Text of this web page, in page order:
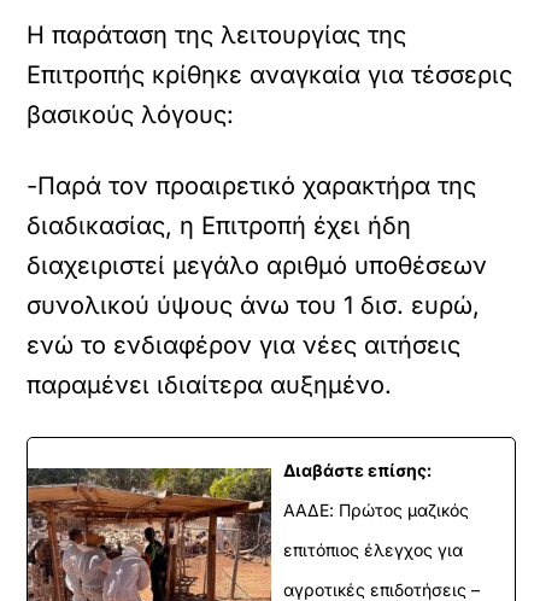
Η παράταση της λειτουργίας της
Επιτροπής κρίθηκε αναγκαία για τέσσερις
βασικούς λόγους:
-Παρά τον προαιρετικό χαρακτήρα της
διαδικασίας, η Επιτροπή έχει ήδη
διαχειριστεί μεγάλο αριθμό υποθέσεων
συνολικού ύψους άνω του 1 δισ. ευρώ,
ενώ το ενδιαφέρον για νέες αιτήσεις
παραμένει ιδιαίτερα αυξημένο.
Διαβάστε επίσης:
ΑΑΔΕ: Πρώτος μαζικός
επιτόπιος έλεγχος για
αγροτικές επιδοτήσεις –